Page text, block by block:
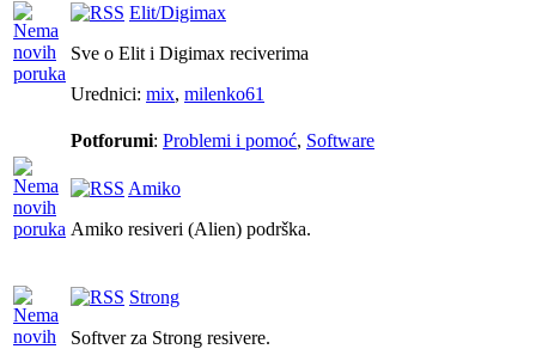
Elit/Digimax
Sve o Elit i Digimax reciverima
Urednici: mix, milenko61
Potforumi: Problemi i pomoć, Software
Amiko
Amiko resiveri (Alien) podrška.
Strong
Softver za Strong resivere.